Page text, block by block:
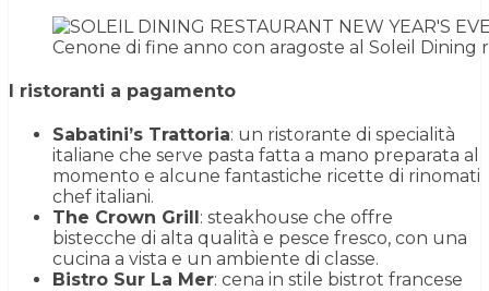
Cenone di fine anno con aragoste al Soleil Dining
I ristoranti a pagamento
Sabatini’s Trattoria: un ristorante di specialità
italiane che serve pasta fatta a mano preparata al
momento e alcune fantastiche ricette di rinomati
chef italiani.
The Crown Grill : steakhouse che offre
bistecche di alta qualità e pesce fresco, con una
cucina a vista e un ambiente di classe.
Bistro Sur La Mer: cena in stile bistrot francese